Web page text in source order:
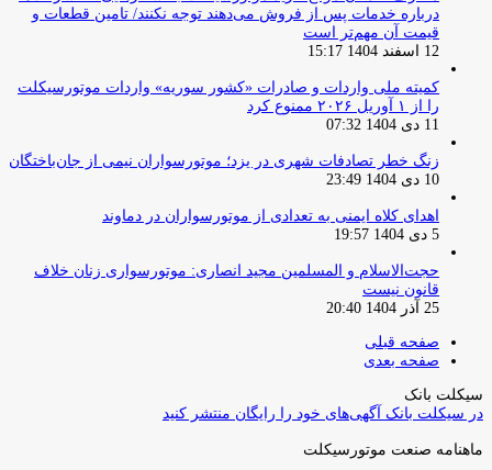
درباره خدمات پس از فروش می‌دهند توجه نکنند/ تامین قطعات و
قیمت آن مهم‌تر است
12 اسفند 1404 15:17
کمیته ملی واردات و صادرات «کشور سوریه» واردات موتورسیکلت
را از ۱ آوریل ۲۰۲۶ ممنوع کرد
11 دی 1404 07:32
زنگ خطر تصادفات شهری در یزد؛ موتورسواران نیمی از جان‌باختگان
10 دی 1404 23:49
اهدای کلاه ایمنی به تعدادی از موتورسواران در دماوند
5 دی 1404 19:57
حجت‌الاسلام و المسلمین مجید انصاری: موتورسواری زنان خلاف
قانون نیست
25 آذر 1404 20:40
صفحه قبلی
صفحه بعدی
سیکلت بانک
در سیکلت بانک آگهی‌های خود را رایگان منتشر کنید
ماهنامه صنعت موتورسیکلت